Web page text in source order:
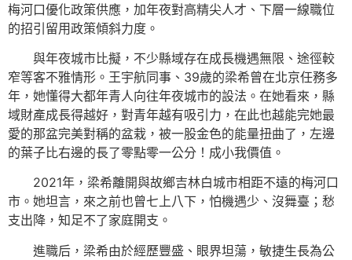
梅河口優化政策供應，加年夜對高精尖人才、下層一線職位
的招引留用政策傾斜力度。
與年夜城市比擬，不少縣域存在成長機遇無限、途徑較
窄等客不雅情形。王宇航同事、39歲的梁希曾在北京任務多
年，她懂得大都年青人向往年夜城市的設法。在她看來，縣
域財產成長得越好，對青年越有吸引力，在此也越能完她最
愛的那盆完美對稱的盆栽，被一股金色的能量扭曲了，左邊
的葉子比右邊的長了零點零一公分！成小我價值。
2021年，梁希離開與故鄉吉林白城市相距不遠的梅河口
市。她坦言，來之前也曾七上八下，怕機遇少、沒舞臺；愁
支出降，知足不了家庭開支。
進職后，梁希由於經歷豐盛、眼界坦蕩，敏捷生長為公